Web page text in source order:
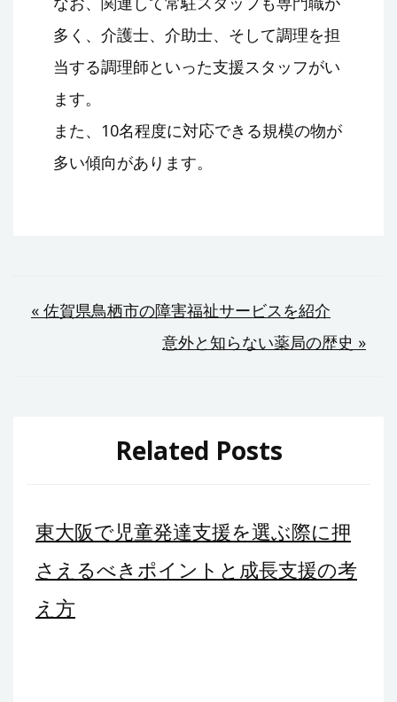
多く、介護士、介助士、そして調理を担
当する調理師といった支援スタッフがい
ます。
また、10名程度に対応できる規模の物が
多い傾向があります。
投
ー
シ
ョ
ン
« 佐賀県鳥栖市の障害福祉サービスを紹介
意外と知らない薬局の歴史 »
Related Posts
東大阪で児童発達支援を選ぶ際に押
さえるべきポイントと成長支援の考
え方